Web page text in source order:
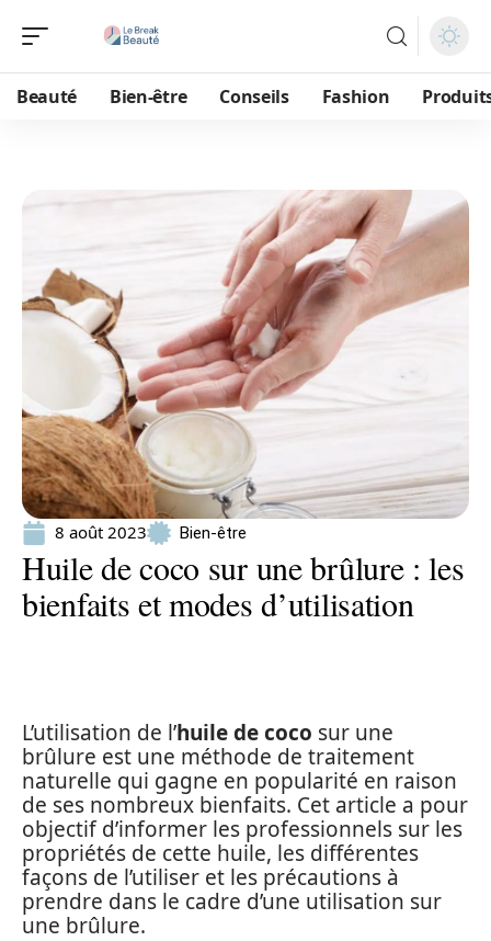
Beauté Bien-être Conseils Fashion
8 août 2023 Bien-être
Huile de coco sur une brûlure : les
bienfaits et modes d’utilisation
L’utilisation de l’huile de coco sur une
brûlure est une méthode de traitement
naturelle qui gagne en popularité en raison
de ses nombreux bienfaits. Cet article a pour
objectif d’informer les professionnels sur les
propriétés de cette huile, les différentes
façons de l’utiliser et les précautions à
prendre dans le cadre d’une utilisation sur
une brûlure.